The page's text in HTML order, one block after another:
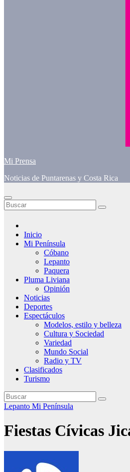
Mi Prensa
Noticias de Puntarenas y Costa Rica
Inicio
Mi Península
Cóbano
Lepanto
Paquera
Pluma Liviana
Opinión
Noticias
Deportes
Espectáculos
Modelos, estilo y belleza
Cultura y Sociedad
Variedad
Mundo Social
Radio y TV
Clasificados
Turismo
Lepanto Mi Península
Fiestas Cívicas